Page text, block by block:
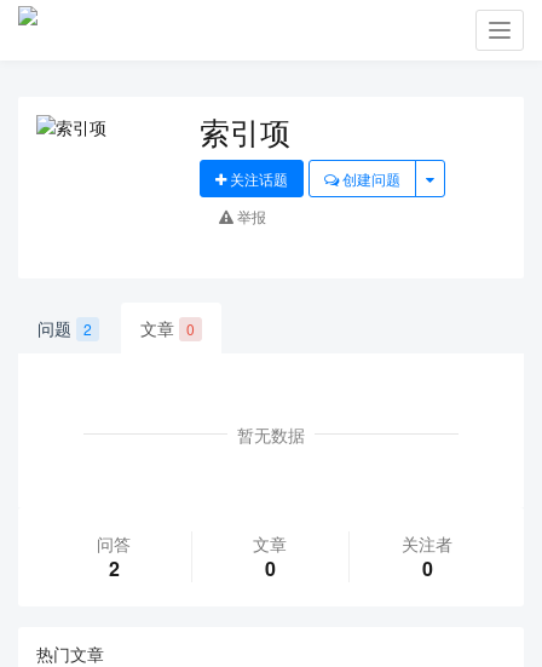
索引项
关注话题
创建问题
举报
问题 2 文章 0
暂无数据
问答
2
文章
0
关注者
0
热门文章